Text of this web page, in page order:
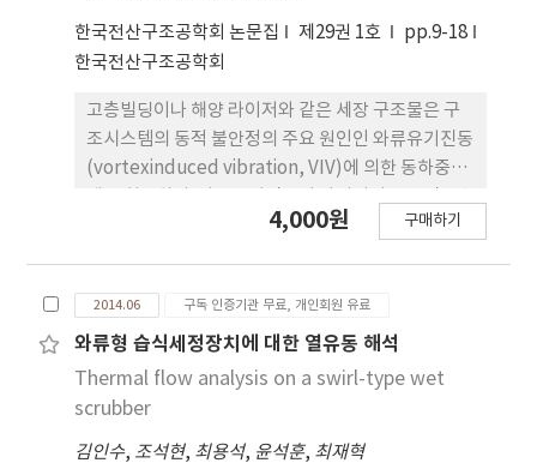
으로써 기포를 소산 시키는 교반 시스템이다. 그림 1
은 펌프카 관내 공기압 연 속식 교반 시스템의 재료 흐
름 모식도이다.
한국전산구조공학회 논문집 제29권 1호
pp.9-18
한국전산구조공학회
고층빌딩이나 해양 라이저와 같은 세장 구조물은 구
조시스템의 동적 불안정의 주요 원인인 와류유기진동
(vortexinduced vibration, VIV)에 의한 동하중에
영역에서 발생하는 경우 Lock-in현상으로 피로파괴
며, 유동조건 변화에도 불구하고 공진 주파수가 유지
되는 현상에 대해 분석하였으며, 유입유동에 대해 수
직방향으로 자유진동하는 1자유도의 2차원 원형실린
더 단면에 대한 비정상 층류를 가정하였다. 각 시간 단
생성하며 비정상 유동과 물체의 운동에 대한 지배방
4,000원 구매하기
2014.06 구독 인증기관 무료, 개인회원 유료
와류형 습식세정장치에 대한 열유동 해석
Thermal flow analysis on a swirl-type wet
scrubber
김인수, 조석현, 최용석, 윤석훈, 최재혁